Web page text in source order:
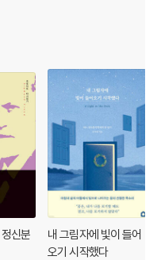
고 있다. 오래된 신전 속
정신분석
신분
내 그림자에 빛이 들어
오기 시작했다